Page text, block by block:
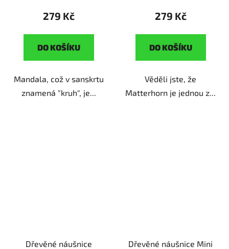
279 Kč
DO KOŠÍKU
Mandala, což v sanskrtu
znamená "kruh", je...
279 Kč
DO KOŠÍKU
Věděli jste, že
Matterhorn je jednou z...
Dřevěné náušnice
Dřevěné náušnice Mini